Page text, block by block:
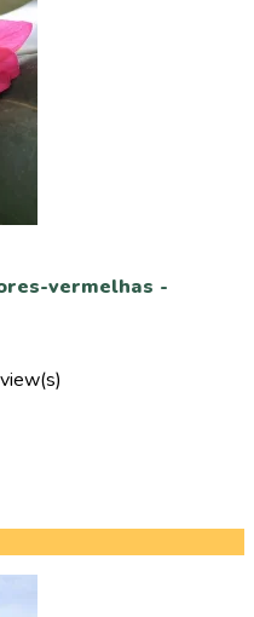
vermelhas -